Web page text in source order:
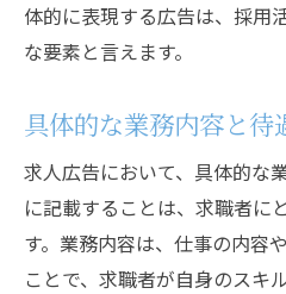
体的に表現する広告は、採用
な要素と言えます。
具体的な業務内容と待
求人広告において、具体的な
に記載することは、求職者に
す。業務内容は、仕事の内容
ことで、求職者が自身のスキ